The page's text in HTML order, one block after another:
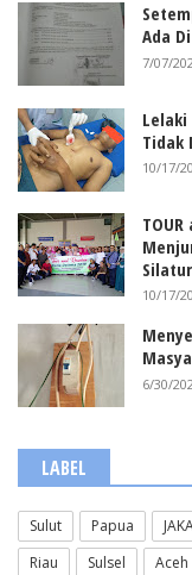
Ada
7/07/
Lelaki
Tidak
10/17/
10/17/
6/30/
LABEL
Sulut Papua
Riau
Sulsel Aceh